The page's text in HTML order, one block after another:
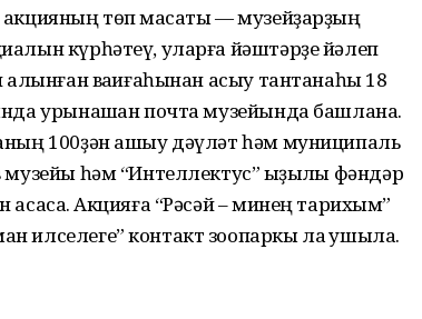
төп маҡсаты — музейҙарҙың
күрһәтеү, уларға йәштәрҙе йәлеп
ваҡиғаһынан асыу тантанаһы 18
урынашҡан почта музейында башлана.
100ҙән ашыу дәүләт һәм муниципаль
һәм “Интеллектус” ҡыҙыҡлы фәндәр
Акцияға “Рәсәй – минең тарихым”
илселеге” контакт зоопаркы ла ҡушыла.